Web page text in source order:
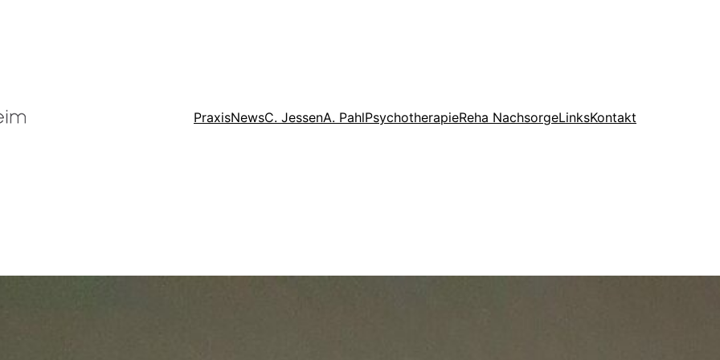
PraxisNewsC. JessenA. PahlPsychotherapieReha NachsorgeLinksKontakt